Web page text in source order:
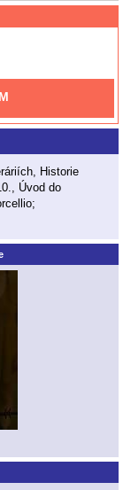
Historie
Úvod do